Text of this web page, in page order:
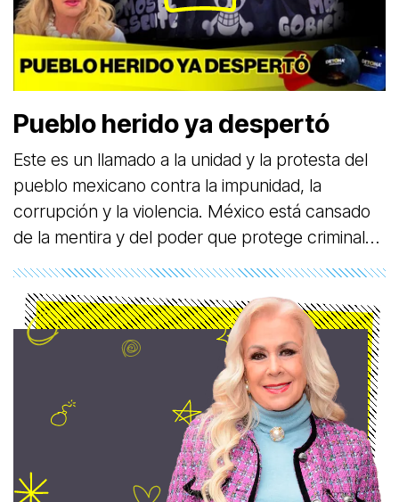
Pueblo herido ya despertó
Este es un llamado a la unidad y la protesta del
pueblo mexicano contra la impunidad, la
corrupción y la violencia. México está cansado
de la mentira y del poder que protege criminales
y abandona a la gente. La reciente marcha no
participó solo un grupo, sino todo el país:
mujeres, hombres, jóvenes, adultos mayores y
familias enteras, todos exigiendo justicia, paz y
dignidad. México ha despertado, el pueblo ya
no se callará, seguiremos marchando este 20 de
noviembre.